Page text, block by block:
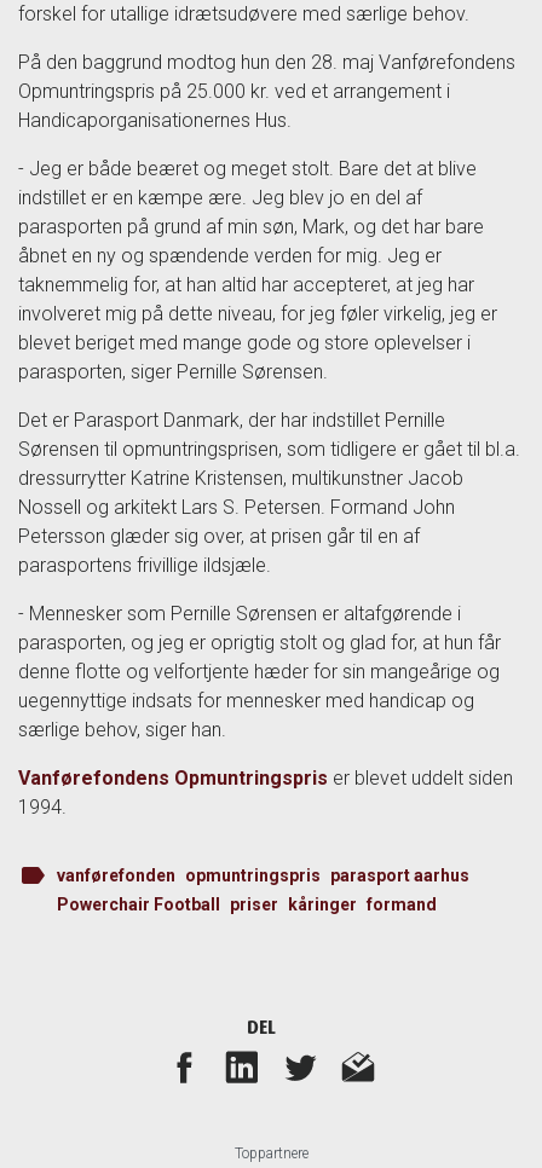
Toppartnere
forskel for utallige idrætsudøvere med særlige behov.
På den baggrund modtog hun den 28. maj Vanførefondens
Opmuntringspris på 25.000 kr. ved et arrangement i
Handicaporganisationernes Hus.
- Jeg er både beæret og meget stolt. Bare det at blive
indstillet er en kæmpe ære. Jeg blev jo en del af
parasporten på grund af min søn, Mark, og det har bare
åbnet en ny og spændende verden for mig. Jeg er
taknemmelig for, at han altid har accepteret, at jeg har
involveret mig på dette niveau, for jeg føler virkelig, jeg er
blevet beriget med mange gode og store oplevelser i
parasporten, siger Pernille Sørensen.
Det er Parasport Danmark, der har indstillet Pernille
Sørensen til opmuntringsprisen, som tidligere er gået til bl.a.
dressurrytter Katrine Kristensen, multikunstner Jacob
Nossell og arkitekt Lars S. Petersen. Formand John
Petersson glæder sig over, at prisen går til en af
parasportens frivillige ildsjæle.
- Mennesker som Pernille Sørensen er altafgørende i
parasporten, og jeg er oprigtig stolt og glad for, at hun får
denne flotte og velfortjente hæder for sin mangeårige og
uegennyttige indsats for mennesker med handicap og
særlige behov, siger han.
Vanførefondens Opmuntringspris er blevet uddelt siden
1994.
label vanførefonden opmuntringspris
parasport aarhus
Powerchair Football
priser kåringer formand
DEL